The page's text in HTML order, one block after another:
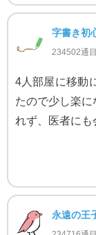
字書き初
234502通
4人部屋に移動
たので少し楽
れず、医者にも
永遠の王